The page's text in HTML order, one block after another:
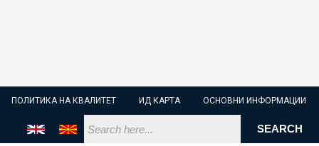
ПОЛИТИКА НА КВАЛИТЕТ ИД КАРТА ОСНОВНИ ИНФОРМАЦИИ